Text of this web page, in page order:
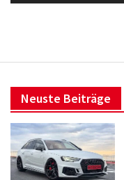
Neuste Beiträge